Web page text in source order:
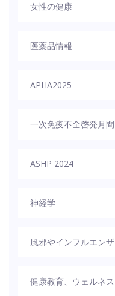
女性の健康
医薬品情報
APHA2025
一次免疫不全啓発月間
ASHP 2024
神経学
風邪やインフルエンザ
健康教育、ウェルネス